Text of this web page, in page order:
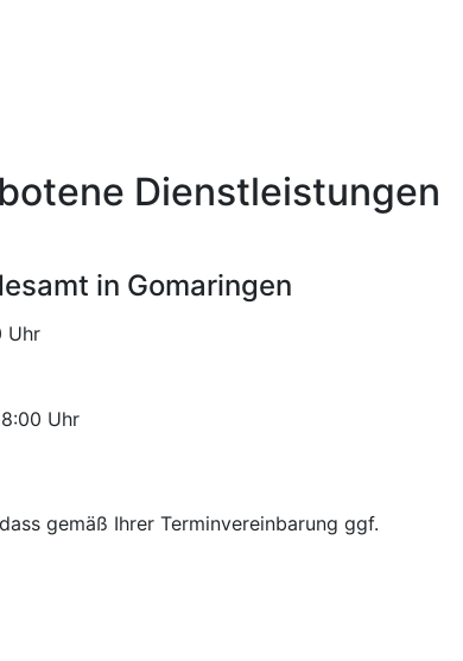
Dienstleistungen
in Gomaringen
Uhr
Uhr
gemäß Ihrer Terminvereinbarung ggf.